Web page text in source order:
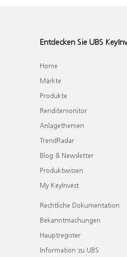
Entdecken Sie UBS
Home
Märkte
Produkte
Renditemonitor
Anlagethemen
TrendRadar
Blog & Newsletter
Produktwissen
My KeyInvest
Rechtliche Dokumentation
Bekanntmachungen
Hauptregister
Information zu UBS